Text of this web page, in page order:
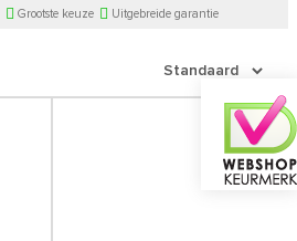
Grootste keuze Uitgebreide garantie